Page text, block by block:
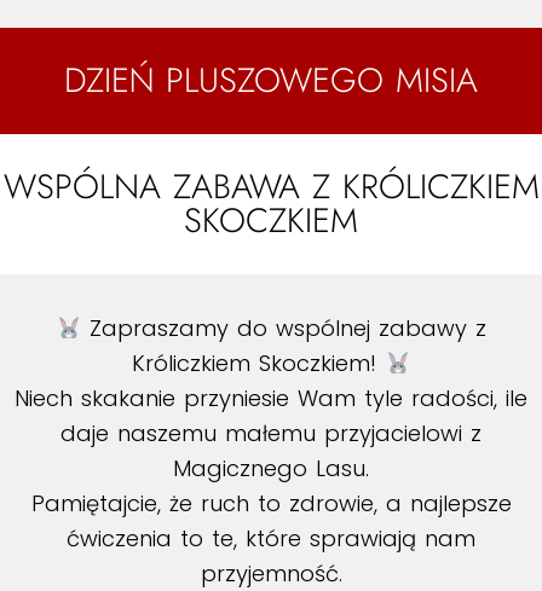
DZIEŃ PLUSZOWEGO MISIA
WSPÓLNA ZABAWA Z KRÓLICZKIEM
SKOCZKIEM
Zapraszamy do wspólnej zabawy z
Króliczkiem Skoczkiem!
Niech skakanie przyniesie Wam tyle radości, ile
daje naszemu małemu przyjacielowi z
Magicznego Lasu.
Pamiętajcie, że ruch to zdrowie, a najlepsze
ćwiczenia to te, które sprawiają nam
przyjemność.